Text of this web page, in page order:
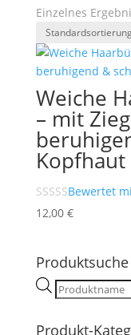
Einzelnes
Weiche
– mit
Kopfhaut
Bewertet
12,00 €
Produktsuche
Products
Produkt-